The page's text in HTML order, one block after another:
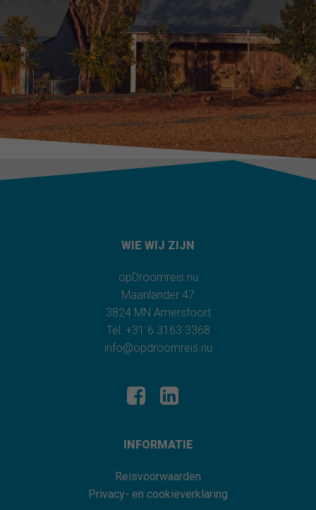
WIE WIJ ZIJN
opDroomreis.nu
Maanlander 47
3824 MN Amersfoort
Tel: +31 6 3163 3368
info@opdroomreis.nu
INFORMATIE
Reisvoorwaarden
Privacy- en cookieverklaring